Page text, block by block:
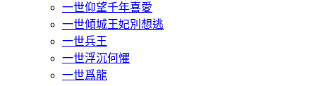
一世仰望千年喜愛
一世傾城王妃別想逃
一世兵王
一世浮沉何懼
一世爲龍